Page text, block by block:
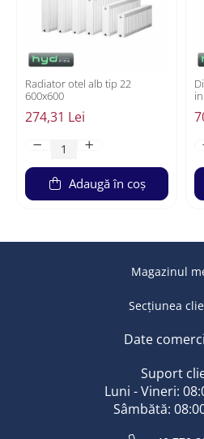
Radiator otel alb tip 22
600x600
274,31 Lei
Adaugă în coș
Magazinul
Secțiunea
Date
Suport
Luni - Vineri:
Sâmbătă: